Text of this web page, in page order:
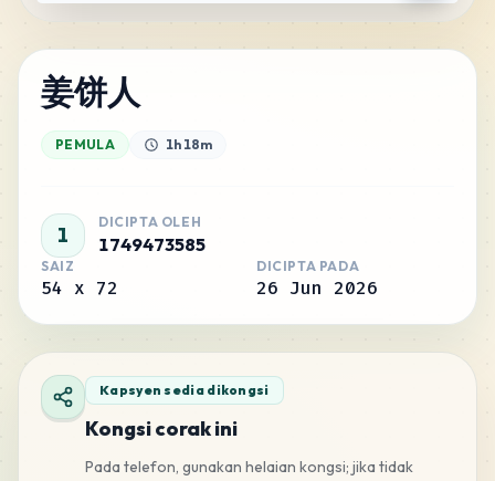
姜饼人
PEMULA 1h 18m
1
DICIPTA OLEH
1749473585
SAIZ
54 x 72
DICIPTA PADA
26 Jun 2026
Kapsyen sedia dikongsi
Kongsi corak ini
Pada telefon, gunakan helaian kongsi; jika tidak